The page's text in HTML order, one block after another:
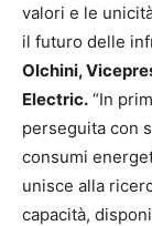
valori e le
il futuro delle
Olchini,
Electric. “In
perseguita con
consumi
unisce alla
capacità,